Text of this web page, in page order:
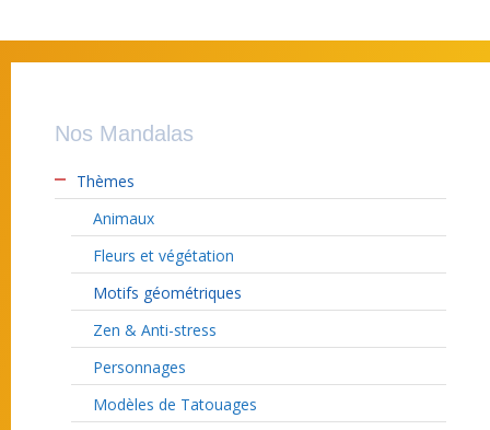
Nos Mandalas
Thèmes
Animaux
Fleurs et végétation
Motifs géométriques
Zen & Anti-stress
Personnages
Modèles de Tatouages